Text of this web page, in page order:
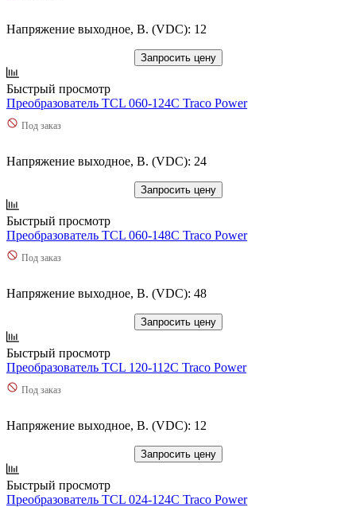
Напряжение выходное, В. (VDC): 12
Запросить цену
Быстрый просмотр
Преобразователь TCL 060-124C Traco Power
Под заказ
Напряжение выходное, В. (VDC): 24
Запросить цену
Быстрый просмотр
Преобразователь TCL 060-148C Traco Power
Под заказ
Напряжение выходное, В. (VDC): 48
Запросить цену
Быстрый просмотр
Преобразователь TCL 120-112C Traco Power
Под заказ
Напряжение выходное, В. (VDC): 12
Запросить цену
Быстрый просмотр
Преобразователь TCL 024-124C Traco Power